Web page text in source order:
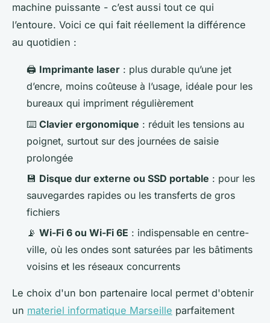
machine puissante - c’est aussi tout ce qui
l’entoure. Voici ce qui fait réellement la différence
au quotidien :
🖨️ Imprimante laser : plus durable qu’une jet
d’encre, moins coûteuse à l’usage, idéale pour les
bureaux qui impriment régulièrement
⌨️ Clavier ergonomique : réduit les tensions au
poignet, surtout sur des journées de saisie
prolongée
💾 Disque dur externe ou SSD portable : pour les
sauvegardes rapides ou les transferts de gros
fichiers
📡 Wi-Fi 6 ou Wi-Fi 6E : indispensable en centre-
ville, où les ondes sont saturées par les bâtiments
voisins et les réseaux concurrents
Le choix d'un bon partenaire local permet d'obtenir
un materiel informatique Marseille parfaitement